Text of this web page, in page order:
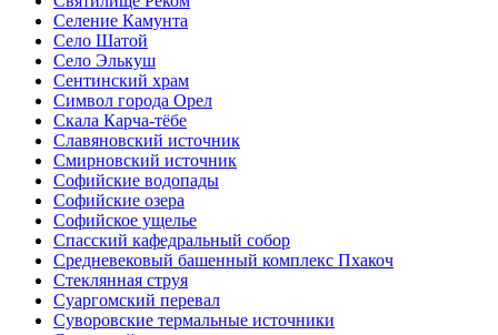
Селение Камунта
Село Шатой
Село Элькуш
Сентинский храм
Символ города Орел
Скала Карча-тёбе
Славяновский источник
Смирновский источник
Софийские водопады
Софийские озера
Софийское ущелье
Спасский кафедральный собор
Средневековый башенный комплекс Пхакоч
Стеклянная струя
Суаргомский перевал
Суворовские термальные источники